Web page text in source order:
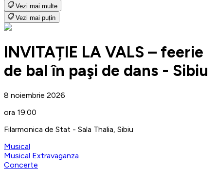
Vezi mai multe
Vezi mai puțin
INVITAȚIE LA VALS – feerie
de bal în paşi de dans - Sibiu
8 noiembrie 2026
ora 19:00
Filarmonica de Stat - Sala Thalia, Sibiu
Musical
Musical Extravaganza
Concerte